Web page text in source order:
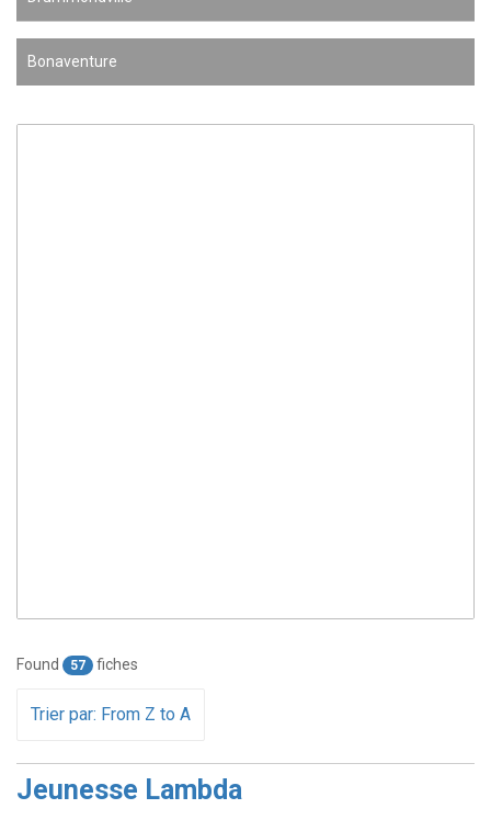
Bonaventure
Found 57 fiches
Trier par: From Z to A
Jeunesse Lambda